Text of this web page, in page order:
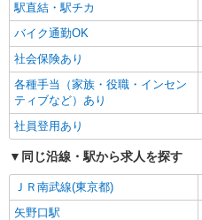
駅直結・駅チカ
バイク通勤OK
社会保険あり
各種手当（家族・役職・インセン
ティブなど）あり
社員登用あり
同じ沿線・駅から求人を探す
ＪＲ南武線(東京都)
矢野口駅